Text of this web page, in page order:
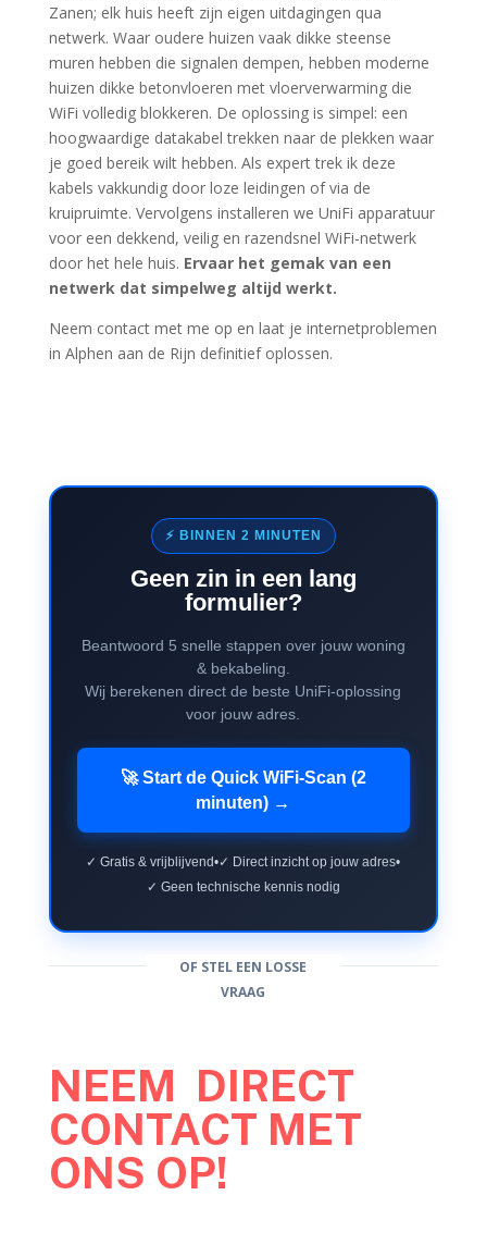
Zanen; elk huis heeft zijn eigen uitdagingen qua
netwerk. Waar oudere huizen vaak dikke steense
muren hebben die signalen dempen, hebben moderne
huizen dikke betonvloeren met vloerverwarming die
WiFi volledig blokkeren. De oplossing is simpel: een
hoogwaardige datakabel trekken naar de plekken waar
je goed bereik wilt hebben. Als expert trek ik deze
kabels vakkundig door loze leidingen of via de
kruipruimte. Vervolgens installeren we UniFi apparatuur
voor een dekkend, veilig en razendsnel WiFi-netwerk
door het hele huis. Ervaar het gemak van een
netwerk dat simpelweg altijd werkt.
Neem contact met me op en laat je internetproblemen
in Alphen aan de Rijn definitief oplossen.
⚡ BINNEN 2 MINUTEN
Geen zin in een lang
formulier?
Beantwoord 5 snelle stappen over jouw woning
& bekabeling.
Wij berekenen direct de beste UniFi-oplossing
voor jouw adres.
🚀 Start de Quick WiFi-Scan (2
minuten) →
✓ Gratis & vrijblijvend•✓ Direct inzicht op jouw adres•
✓ Geen technische kennis nodig
OF STEL EEN LOSSE
VRAAG
NEEM DIRECT
CONTACT MET
ONS OP!